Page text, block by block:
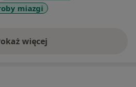
miazgi
więcej
o doświadczeniu